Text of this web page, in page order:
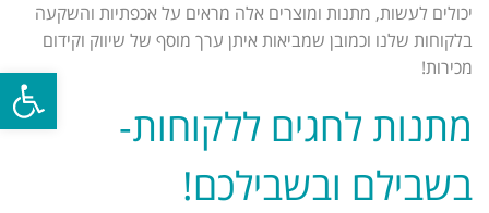
פתח
יכולים לעשות, מתנות ומוצרים אלה מראים על אכפתיות והשקעה
בלקוחות שלנו וכמובן שמביאות איתן ערך מוסף של שיווק וקידום
מכירות!
מתנות לחגים ללקוחות-
בשבילם ובשבילכם!